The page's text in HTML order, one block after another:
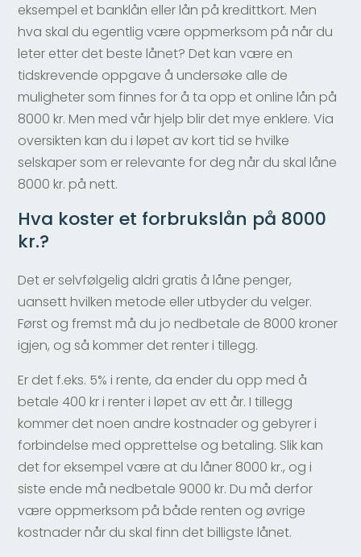
eksempel et banklån eller lån på kredittkort. Men
hva skal du egentlig være oppmerksom på når du
leter etter det beste lånet? Det kan være en
tidskrevende oppgave å undersøke alle de
muligheter som finnes for å ta opp et online lån på
8000 kr. Men med vår hjelp blir det mye enklere. Via
oversikten kan du i løpet av kort tid se hvilke
selskaper som er relevante for deg når du skal låne
8000 kr. på nett.
Hva koster et forbrukslån på 8000
kr.?
Det er selvfølgelig aldri gratis å låne penger,
uansett hvilken metode eller utbyder du velger.
Først og fremst må du jo nedbetale de 8000 kroner
igjen, og så kommer det renter i tillegg.
Er det f.eks. 5% i rente, da ender du opp med å
betale 400 kr i renter i løpet av ett år. I tillegg
kommer det noen andre kostnader og gebyrer i
forbindelse med opprettelse og betaling. Slik kan
det for eksempel være at du låner 8000 kr., og i
siste ende må nedbetale 9000 kr. Du må derfor
være oppmerksom på både renten og øvrige
kostnader når du skal finn det billigste lånet.